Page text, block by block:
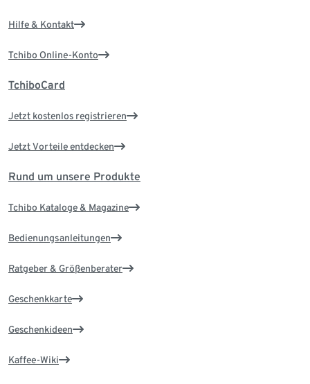
Hilfe & Kontakt
Tchibo Online-Konto
TchiboCard
Jetzt kostenlos registrieren
Jetzt Vorteile entdecken
Rund um unsere Produkte
Tchibo Kataloge & Magazine
Bedienungsanleitungen
Ratgeber & Größenberater
Geschenkkarte
Geschenkideen
Kaffee-Wiki